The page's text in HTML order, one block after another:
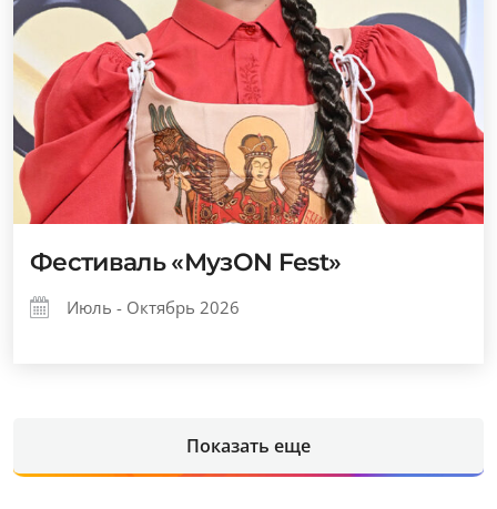
Фестиваль «МузОN Fest»
Июль - Октябрь 2026
Показать еще